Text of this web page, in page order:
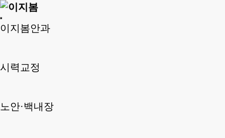
이지봄안과
시력교정
노안·백내장